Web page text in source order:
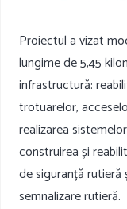
Proiectul a vizat
lungime de 5,45
infrastructură:
trotuarelor,
realizarea
construirea și
de siguranță rutieră
semnalizare rutieră.